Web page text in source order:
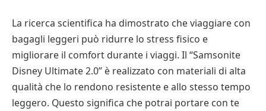
La ricerca scientifica ha dimostrato che viaggiare con
bagagli leggeri può ridurre lo stress fisico e
migliorare il comfort durante i viaggi. Il “Samsonite
Disney Ultimate 2.0” è realizzato con materiali di alta
qualità che lo rendono resistente e allo stesso tempo
leggero. Questo significa che potrai portare con te